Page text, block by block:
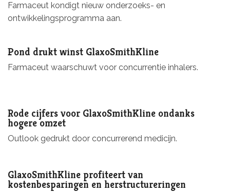
Farmaceut kondigt nieuw onderzoeks- en
ontwikkelingsprogramma aan.
Pond drukt winst GlaxoSmithKline
Farmaceut waarschuwt voor concurrentie inhalers.
Rode cijfers voor GlaxoSmithKline ondanks
hogere omzet
Outlook gedrukt door concurrerend medicijn.
GlaxoSmithKline profiteert van
kostenbesparingen en herstructureringen